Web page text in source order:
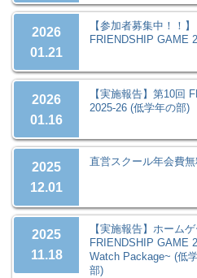
2026
01.21
【参加者募集中！！
FRIENDSHIP GAME
2026
01.16
【実施報告】第10回
2025-26 (低学年の部)
2025
12.01
直営スクール年会費
2025
11.18
【実施報告】ホーム
FRIENDSHIP GAME
Watch Package~ (低
部)